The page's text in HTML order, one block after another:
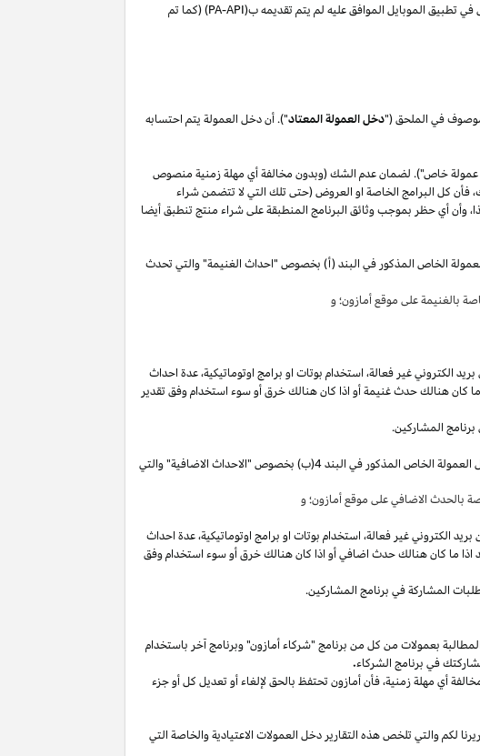
في تطبيق الموبايل الموافقعليه لم يتم تقديمه ب(PA-API) (كما تم
في الملحق ("دخل العمولة المعتاد"). أن دخل العمولة يتم احتسابه
خاص"). لضمان عدم الشك (وبدون مخالفة أي مهلة زمنية منصوص
فأن كل البرامج الخاصة او العروض (حتى تلك التي لا تتضمن شراء
وأن أي حظر بموجب وثائق البرنامج المنطبقة على شراء منتج تنطبق أيضا
الخاص المذكور في البند (أ) بخصوص "احداث الغنيمة" والتي تحدث
بالغنيمة على موقع أمازون؛ و
الكتروني غير فعالة، استخدام بوتات او برامج اوتوماتيكية،عدة احداث
ما كان هنالك حدث غنيمة أو اذا كان هنالك خرق أو سوء استخدام وفق تقدير
المشاركين.
"). سوق تقوم بكسب دخل العمولة الخاص المذكور في البند 4(ب) بخصوص "الاحداث الاضافية" والتي
الاضافي على موقع أمازون؛ و
الكتروني غيرفعالة، استخدام بوتات او برامج اوتوماتيكية،عدة احداث
اذا ما كان هنالك حدث اضافي أو اذا كان هنالك خرق أو سوء استخدام وفق
المشاركة في برنامج المشاركين.
بعمولات من كل من برنامج "شركاء أمازون" وبرنامج آخر باستخدام
في برنامج الشركاء.
أي مهلةزمنية،فأن أمازون تحتفظ بالحق لإلغاء أو تعديل كل أو جزء
لكم والتي تلخص هذه التقارير دخل العمولات الاعتيادية والخاصة التي